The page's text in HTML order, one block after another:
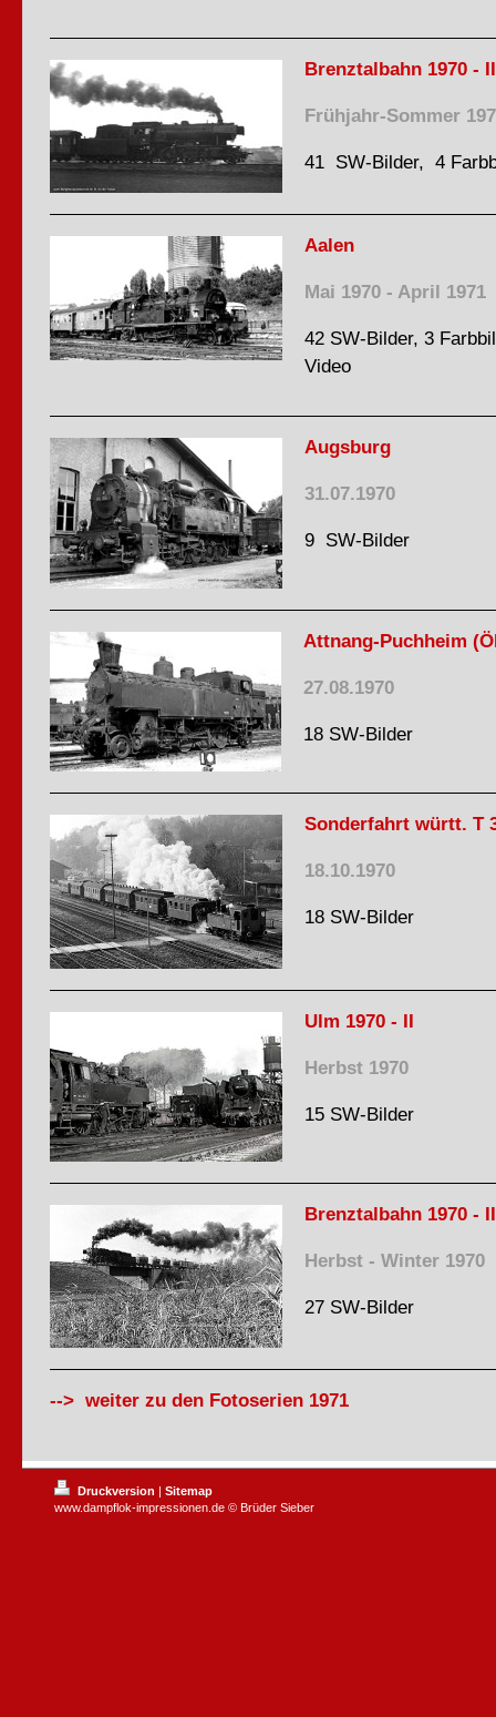
Brenztalbahn 1970 - II
Frühjahr-Sommer
41 SW-Bilder, 4
Aalen
Mai 1970 - April 1971
42 SW-Bilder, 3
Video
Augsburg
31.07.1970
9 SW-Bilder
Attnang-Puchheim
27.08.1970
18 SW-Bilder
Sonderfahrt württ. T
18.10.1970
18 SW-Bilder
Ulm 1970 - II
Herbst 1970
15 SW-Bilder
Brenztalbahn 1970 -
Herbst - Winter 1970
27 SW-Bilder
--> weiter zu den Fotoserien 1971
Druckversion | Sitemap
www.dampflok-impressionen.de © Brüder Sieber